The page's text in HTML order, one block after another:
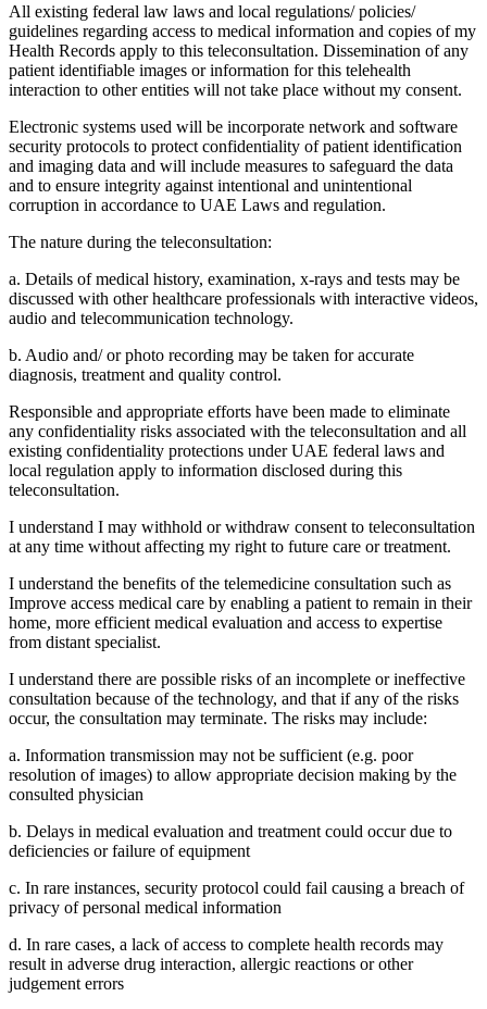
All existing federal law laws and local regulations/ policies/
guidelines regarding access to medical information and copies of my
Health Records apply to this teleconsultation. Dissemination of any
patient identifiable images or information for this telehealth
interaction to other entities will not take place without my consent.
Electronic systems used will be incorporate network and software
security protocols to protect confidentiality of patient identification
and imaging data and will include measures to safeguard the data
and to ensure integrity against intentional and unintentional
corruption in accordance to UAE Laws and regulation.
The nature during the teleconsultation:
a. Details of medical history, examination, x-rays and tests may be
discussed with other healthcare professionals with interactive videos,
audio and telecommunication technology.
b. Audio and/ or photo recording may be taken for accurate
diagnosis, treatment and quality control.
Responsible and appropriate efforts have been made to eliminate
any confidentiality risks associated with the teleconsultation and all
existing confidentiality protections under UAE federal laws and
local regulation apply to information disclosed during this
teleconsultation.
I understand I may withhold or withdraw consent to teleconsultation
at any time without affecting my right to future care or treatment.
I understand the benefits of the telemedicine consultation such as
Improve access medical care by enabling a patient to remain in their
home, more efficient medical evaluation and access to expertise
from distant specialist.
I understand there are possible risks of an incomplete or ineffective
consultation because of the technology, and that if any of the risks
occur, the consultation may terminate. The risks may include:
a. Information transmission may not be sufficient (e.g. poor
resolution of images) to allow appropriate decision making by the
consulted physician
b. Delays in medical evaluation and treatment could occur due to
deficiencies or failure of equipment
c. In rare instances, security protocol could fail causing a breach of
privacy of personal medical information
d. In rare cases, a lack of access to complete health records may
result in adverse drug interaction, allergic reactions or other
judgement errors